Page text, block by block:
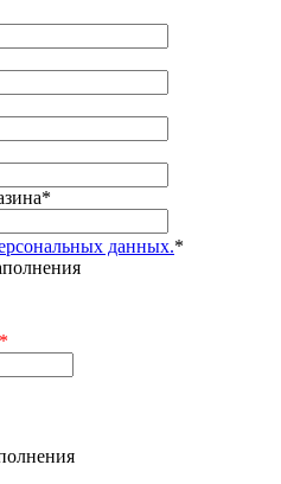
*
данных.*
*